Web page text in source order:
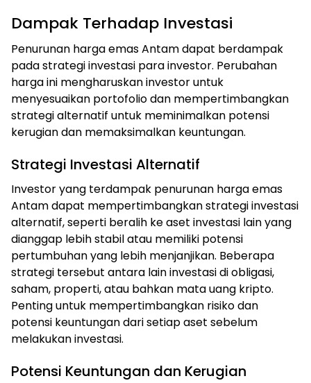
Dampak Terhadap Investasi
Penurunan harga emas Antam dapat berdampak
pada strategi investasi para investor. Perubahan
harga ini mengharuskan investor untuk
menyesuaikan portofolio dan mempertimbangkan
strategi alternatif untuk meminimalkan potensi
kerugian dan memaksimalkan keuntungan.
Strategi Investasi Alternatif
Investor yang terdampak penurunan harga emas
Antam dapat mempertimbangkan strategi investasi
alternatif, seperti beralih ke aset investasi lain yang
dianggap lebih stabil atau memiliki potensi
pertumbuhan yang lebih menjanjikan. Beberapa
strategi tersebut antara lain investasi di obligasi,
saham, properti, atau bahkan mata uang kripto.
Penting untuk mempertimbangkan risiko dan
potensi keuntungan dari setiap aset sebelum
melakukan investasi.
Potensi Keuntungan dan Kerugian